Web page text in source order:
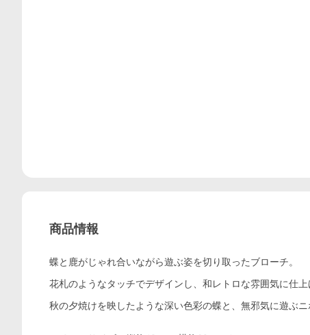
商品情報
蝶と鹿がじゃれ合いながら遊ぶ姿を切り取ったブローチ。
花札のようなタッチでデザインし、和レトロな雰囲気に仕上
秋の夕焼けを映したような深い色彩の蝶と、無邪気に遊ぶ